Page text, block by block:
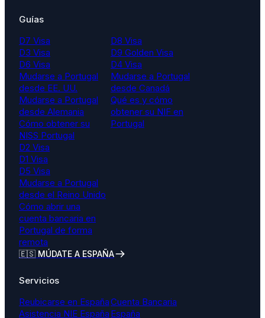
Guías
D7 Visa
D3 Visa
D6 Visa
Mudarse a Portugal
desde EE. UU.
Mudarse a Portugal
desde Alemania
Cómo obtener su
NISS Portugal
D8 Visa
D9 Golden Visa
D4 Visa
Mudarse a Portugal
desde Canadá
Qué es y cómo
obtener su NIF en
Portugal
D2 Visa
D1 Visa
D5 Visa
Mudarse a Portugal
desde el Reino Unido
Cómo abrir una
cuenta bancaria en
Portugal de forma
remota
🇪🇸 MÚDATE A ESPAÑA
Servicios
Reubicarse en España
Asistencia NIE España
Cuenta Bancaria
España